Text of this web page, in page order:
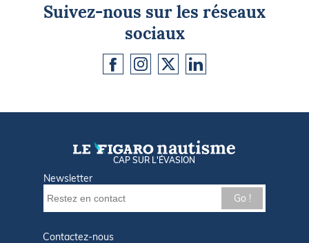
Suivez-nous sur les réseaux
sociaux
CAP SUR L'ÉVASION
Newsletter
Go !
Contactez-nous